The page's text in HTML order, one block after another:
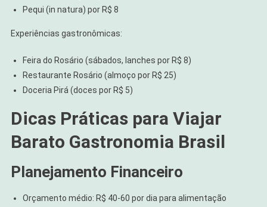
Pequi (in natura) por R$ 8
Experiências gastronômicas:
Feira do Rosário (sábados, lanches por R$ 8)
Restaurante Rosário (almoço por R$ 25)
Doceria Pirá (doces por R$ 5)
Dicas Práticas para Viajar
Barato Gastronomia Brasil
Planejamento Financeiro
Orçamento médio: R$ 40-60 por dia para alimentação